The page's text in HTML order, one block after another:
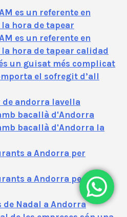
es un referente en
hora de tapear
es un referente en
hora de tapear calidad
un guisat més complicat
el sofregit d’all
andorra lavella
bacallà d'Andorra
bacallà d'Andorra la
a Andorra per
a Andorra per
Nadal a Andorra